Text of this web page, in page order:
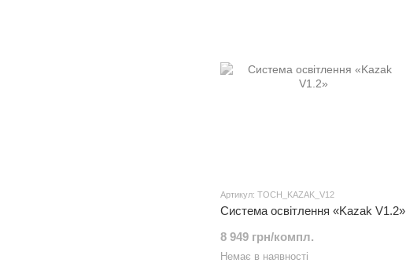
Артикул: TOCH_KAZAK_V12
Система освітлення «Kazak V1.2»
8 949 грн/компл.
Немає в наявності